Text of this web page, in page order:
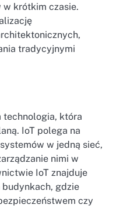
krótkim czasie.
tradycyjnymi
technologia, która
IoT polega na
w jedną sieć,
nimi w
IoT znajduje
gdzie
czy